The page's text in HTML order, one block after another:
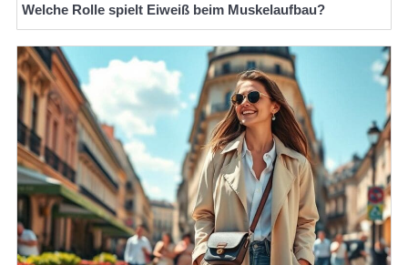
Welche Rolle spielt Eiweiß beim Muskelaufbau?